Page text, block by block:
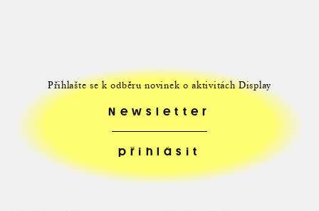
Přihlašte se k odběru novinek o aktivitách Display
Newsletter